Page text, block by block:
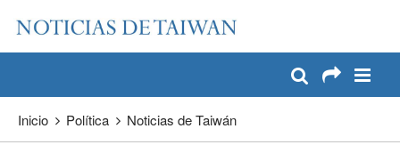
Pase a contenido principal
Inicio Política Noticias de Taiwán